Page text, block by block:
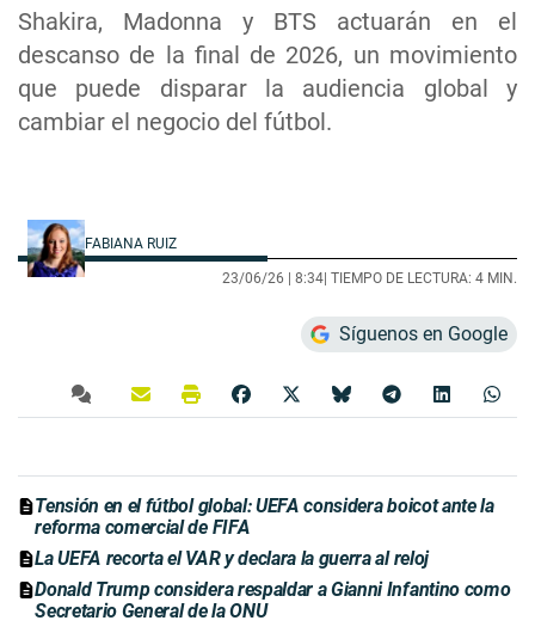
Shakira, Madonna y BTS actuarán en el
descanso de la final de 2026, un movimiento
que puede disparar la audiencia global y
cambiar el negocio del fútbol.
FABIANA RUIZ
23/06/26 | 8:34| TIEMPO DE LECTURA: 4 MIN.
Síguenos en Google
Tensión en el fútbol global: UEFA considera boicot ante la
reforma comercial de FIFA
La UEFA recorta el VAR y declara la guerra al reloj
Donald Trump considera respaldar a Gianni Infantino como
Secretario General de la ONU